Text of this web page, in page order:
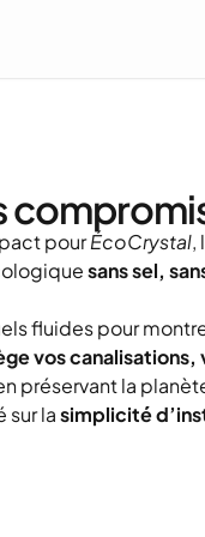
pour ÉcoCrystal,
sans sel,
fluides pour
vos canalisations,
préservant la
sur la simplicité